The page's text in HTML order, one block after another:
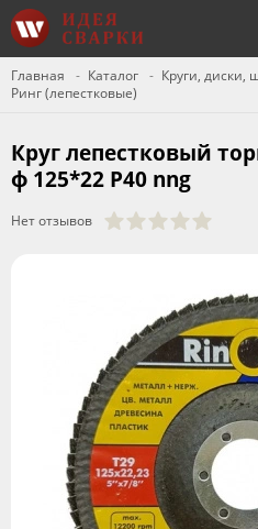
Главная Каталог Круги, диски,
Ринг (лепестковые)
Круг лепестковый
ф 125*22 Р40 nng
Нет отзывов